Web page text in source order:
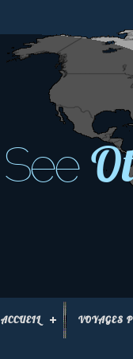
See
ACCUEIL VOYAGES